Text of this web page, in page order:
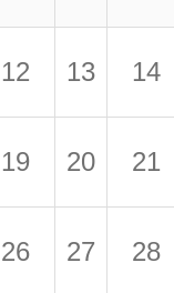
12 13 14
19 20 21
26 27 28